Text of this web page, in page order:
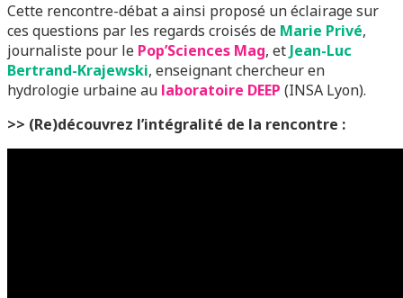
Cette rencontre-débat a ainsi proposé un éclairage sur
ces questions par les regards croisés de Marie Privé,
journaliste pour le Pop’Sciences Mag, et Jean-Luc
Bertrand-Krajewski, enseignant chercheur en
hydrologie urbaine au laboratoire DEEP (INSA Lyon).
>> (Re)découvrez l’intégralité de la rencontre :